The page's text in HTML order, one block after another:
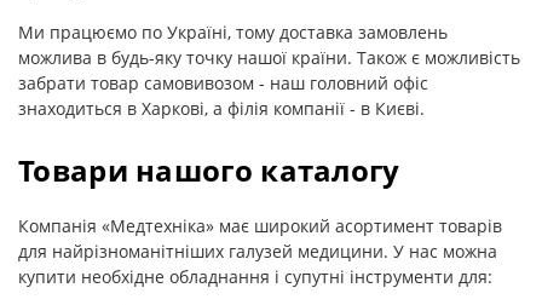
Ми працюємо по Україні, тому доставка замовлень
можлива в будь-яку точку нашої країни. Також є можливість
забрати товар самовивозом - наш головний офіс
знаходиться в Харкові, а філія компанії - в Києві.
Товари нашого каталогу
Компанія «Медтехніка» має широкий асортимент товарів
для найрізноманітніших галузей медицини. У нас можна
купити необхідне обладнання і супутні інструменти для: